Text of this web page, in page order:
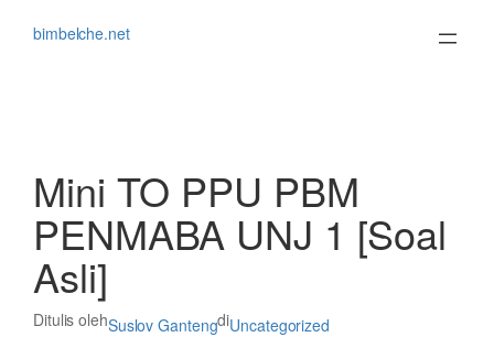
bimbelche.net
Mini TO PPU PBM
PENMABA UNJ 1 [Soal
Asli]
Ditulis olehSuslov GantengdiUncategorized